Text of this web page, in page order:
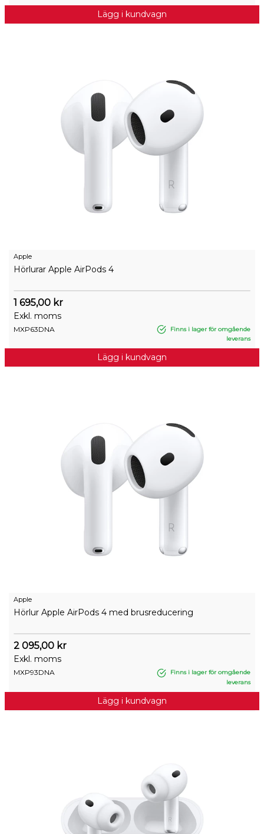
Lägg i kundvagn
Apple
Hörlurar Apple AirPods 4
1 695,00 kr
Exkl. moms
MXP63DNA
Finns i lager för omgående
leverans
Lägg i kundvagn
Apple
Hörlur Apple AirPods 4 med brusreducering
2 095,00 kr
Exkl. moms
MXP93DNA
Finns i lager för omgående
leverans
Lägg i kundvagn